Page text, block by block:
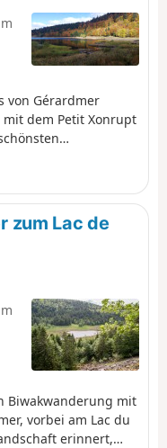
von Gérardmer
dem Petit Xonrupt
auf die
sie den Lac de la
du
des Crêtes“
einem langen
du Sotré“,
des Lac de
Zentrum von
Strohfelder,
Panoramen
zum Lac de
Biwakwanderung mit
vorbei am Lac du
erinnert,